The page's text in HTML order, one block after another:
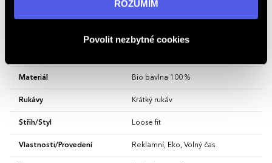
ROZUMÍM
Povolit nezbytné cookies
Materiál Bio bavlna 100 %
Rukávy Krátký rukáv
Střih/Styl Loose fit
Vlastnosti/Provedení Reklamní, Eko, Volný čas